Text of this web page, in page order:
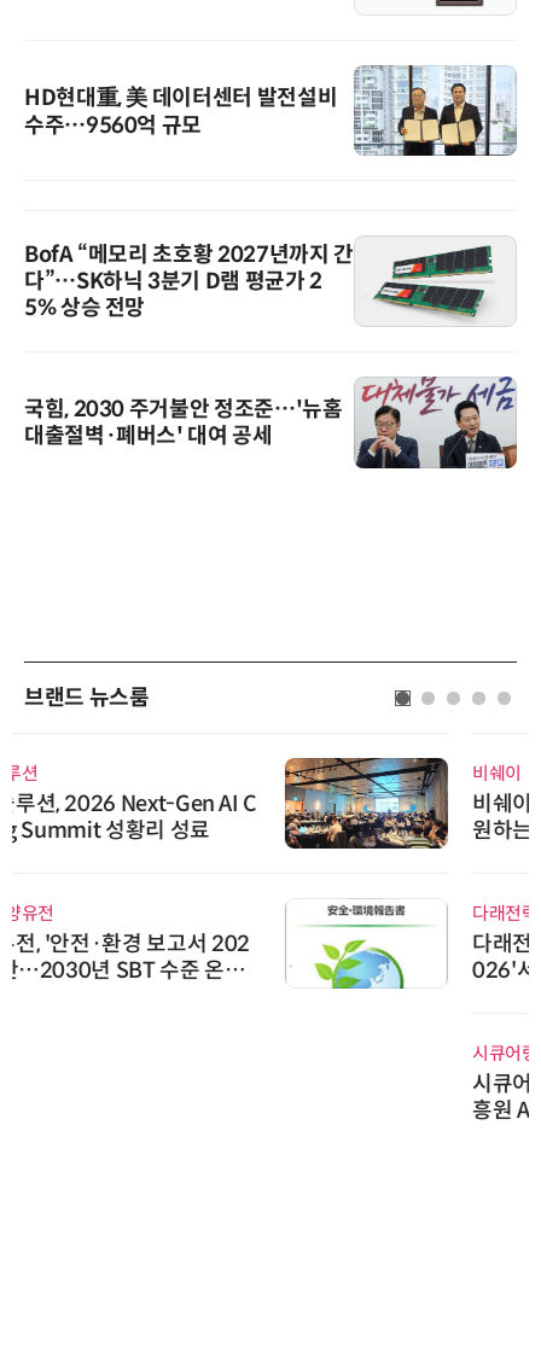
HD현대重, 美 데이터센터 발전설비
수주…9560억 규모
BofA “메모리 초호황 2027년까지 간
다”…SK하닉 3분기 D램 평균가 2
5% 상승 전망
국힘, 2030 주거불안 정조준…'뉴홈
대출절벽·폐버스' 대여 공세
브랜드 뉴스룸
비쉐이
비쉐이, 모든 주요 리모컨 코드 지
원하는 TSOP15300 시리즈 IR 수
다래전략사업화센터
다래전략사업화센터, 'BIO USA 2
026'서 글로벌 빅파마와의 비즈니
스 미팅 지원…K-바이오 해외 진출